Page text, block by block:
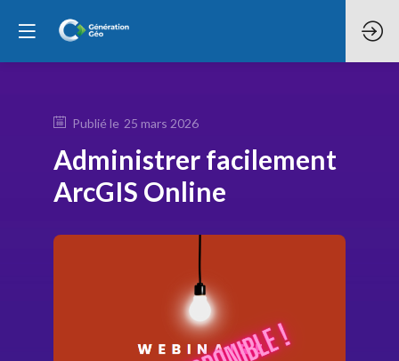
Publié le 25 mars 2026
Administrer facilement
ArcGIS Online